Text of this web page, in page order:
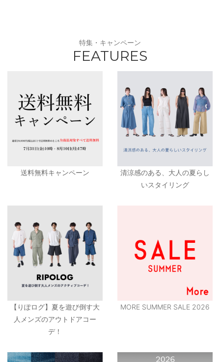
特集・キャンペーン
FEATURES
送料無料キャンペーン
清涼感のある、大人の夏らし
いスタイリング
【りぽログ】夏を遊び倒す大
人メンズのアウトドアコー
デ！
MORE SUMMER SALE 2026